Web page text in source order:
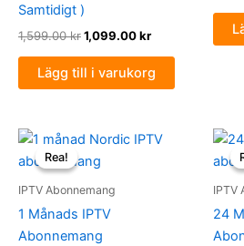
Samtidigt )
1,599.00kr1,099.00kr
Lägg till i varukorg
Rea!
Rea!
IPTV Abonnemang
1 Månads IPTV
Abonnemang
Det
priset
499.00 kr.
Det
IPTV
24